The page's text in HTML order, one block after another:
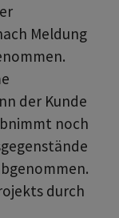
Meldung
der Kunde
noch
durch